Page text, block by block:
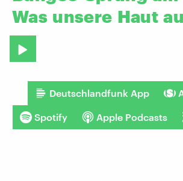
Was unsere Haut
Deutschlandfunk App
Spotify Apple Podcasts